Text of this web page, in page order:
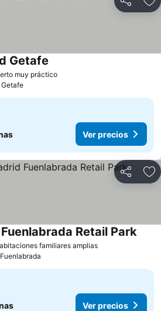
Compartir
muy práctico
Getafe
Getafe
Ver precios
Compartir
familiares amplias
Retail Park
Fuenlabrada
Ver precios